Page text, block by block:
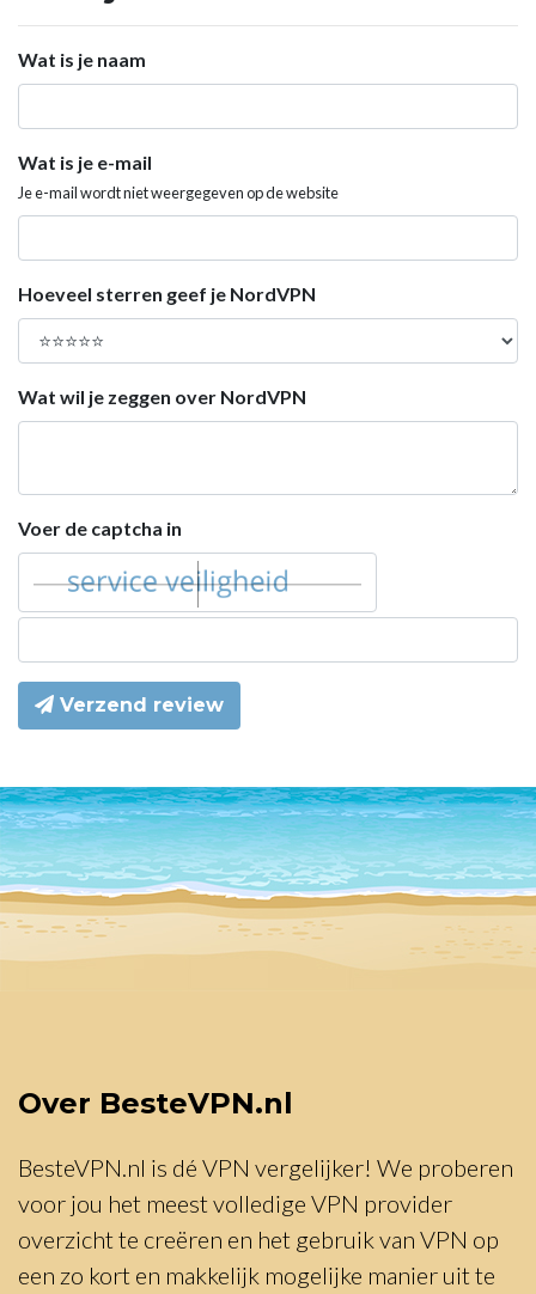
Wat is je naam
Wat is je e-mail
Je e-mail wordt niet weergegeven op de website
Hoeveel sterren geef je NordVPN
Wat wil je zeggen over NordVPN
Voer de captcha in
Verzend review
Over BesteVPN.nl
BesteVPN.nl is dé VPN vergelijker! We proberen
voor jou het meest volledige VPN provider
overzicht te creëren en het gebruik van VPN op
een zo kort en makkelijk mogelijke manier uit te